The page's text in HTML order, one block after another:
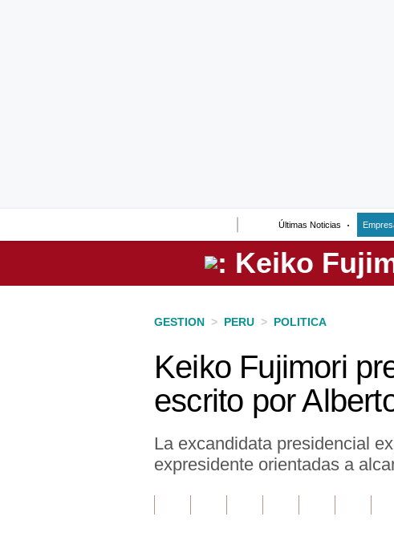
Últimas Noticias
Perú
GESTION > PERU > POLITICA
Keiko Fujimori
escrito por
La excandidata presidencial
expresidente orientadas a